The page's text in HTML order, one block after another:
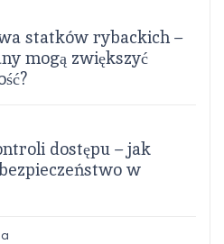
statków rybackich –
mogą zwiększyć
dostępu – jak
w